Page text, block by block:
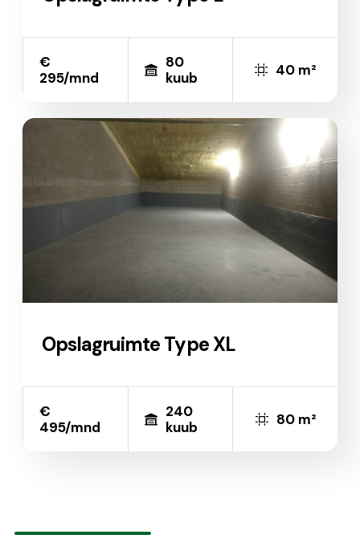
€
295/mnd
80
kuub
40 m²
Opslagruimte Type XL
€
495/mnd
240
kuub
80 m²